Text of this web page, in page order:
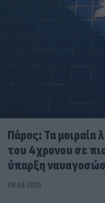
Πάρος: Τα μοιραία
του 4χρονου σε
ύπαρξη
09.08.2026